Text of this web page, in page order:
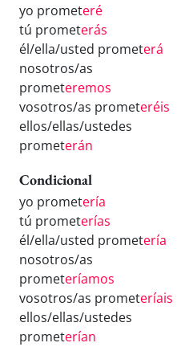
yo prometeré
tú prometerás
él/ella/usted prometerá
nosotros/as
prometeremos
vosotros/as prometeréis
ellos/ellas/ustedes
prometerán
Condicional
yo prometería
tú prometerías
él/ella/usted prometería
nosotros/as
prometeríamos
vosotros/as prometeríais
ellos/ellas/ustedes
prometerían